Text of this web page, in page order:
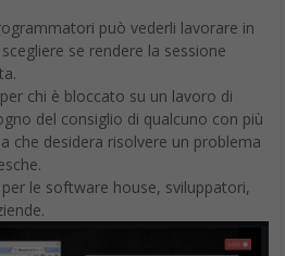
può vederli lavorare in
se rendere la sessione
chi è bloccato su un lavoro di
del consiglio di qualcuno con più
che desidera risolvere un problema
le software house, sviluppatori,